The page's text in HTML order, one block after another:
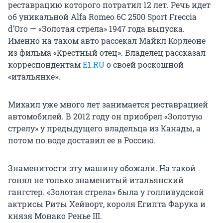
реставрацию которого потратил 12 лет. Речь идет
об уникальной Alfa Romeo 6С 2500 Sport Freccia
d’Oro — «Золотая стрела» 1947 года выпуска.
Именно на таком авто рассекал Майкл Корлеоне
из фильма «Крестный отец». Владелец рассказал
корреспондентамE1.RUо своей роскошной
«итальянке».
Михаил уже много лет занимается реставрацией
автомобилей. В 2012 году он приобрел «Золотую
стрелу» у предыдущего владельца из Канады, а
потом по воде доставил ее в Россию.
Знаменитости эту машину обожали. На такой
гонял не только знаменитый итальянский
гангстер. «Золотая стрела» была у голливудской
актрисы Риты Хейворт, короля Египта Фарука и
князя Монако Ренье III.